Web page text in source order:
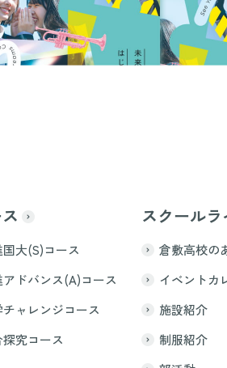
大(S)コース
ドバンス(A)コース
ャレンジコース
究コース
スクールラ
倉敷高校の
イベントカ
施設紹介
制服紹介